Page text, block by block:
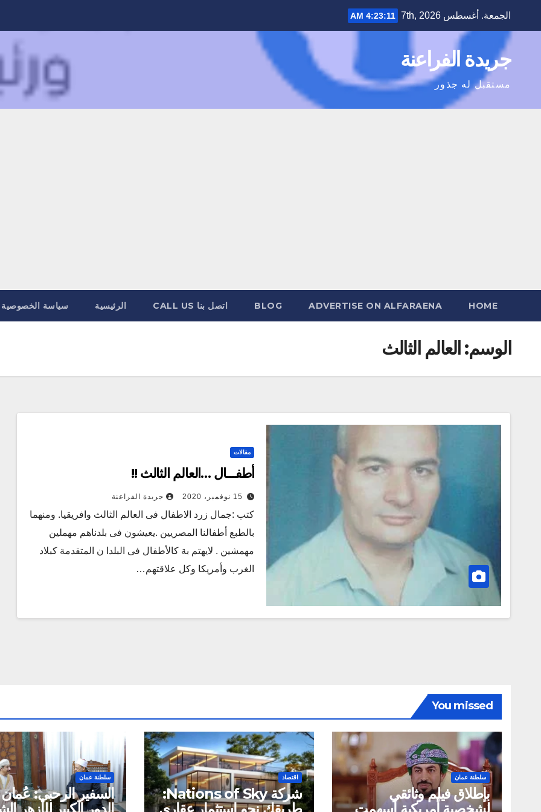
الجمعة. أغسطس 7th, 2026 4:23:11 AM
جريدة الفراعنة
مستقبل له جذور
HOME
ADVERTISE ON ALFARAENA
BLOG اتصل بنا CALL US الرئيسية سياسة الخصوصية
الوسم: العالم الثالث
مقالات
أطفـــال …العالم الثالث !!
15 نوفمبر، 2020 جريدة الفراعنة
كتب :جمال زرد الاطفال فى العالم الثالث وافريقيا. ومنهما
بالطبع أطفالنا المصريين .يعيشون فى بلدناهم مهملين
مهمشين . لايهتم بة كالأطفال فى البلدا ن المتقدمة كبلاد
الغرب وأمريكا وكل علاقتهم…
You missed
سلطنة عمان
بإطلاق فيلم وثائقي
اقتصاد
شركة Nations of Sky:
سلطنة عمان
السفير الرحبي: